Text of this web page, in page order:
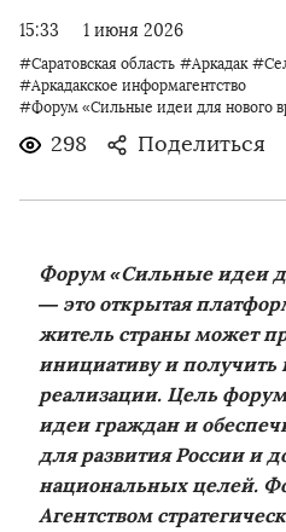
15:33 1 июня 2026
#Саратовская область #Аркадак
#Аркадакское информагентство
#Форум «Сильные идеи для нового
298 Поделиться
Форум «Сильные идеи
— это открытая
житель страны может
инициативу и получить
реализации. Цель
идеи граждан и
для развития России и
национальных целей.
Агентством